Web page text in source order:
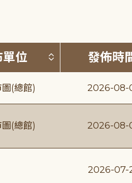
(升降冪)
位 按發布單位排
發佈時
(總館) 2026-08-
(總館) 2026-08-
2026-07-